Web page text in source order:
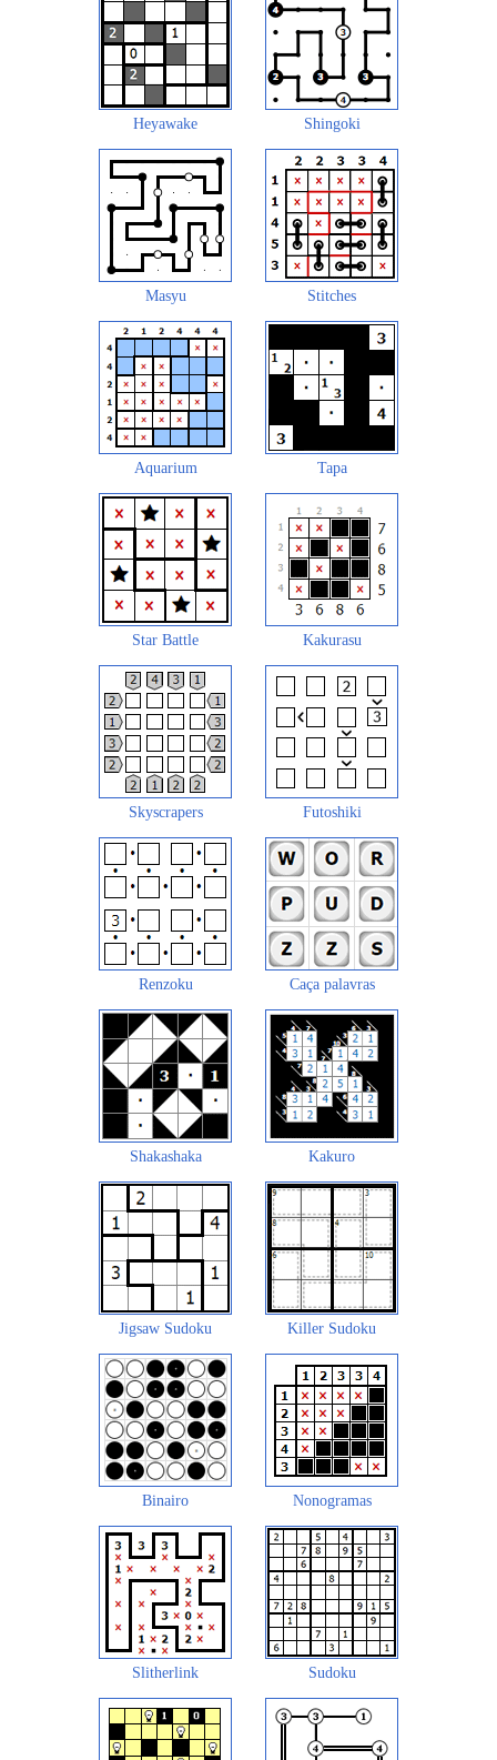
Heyawake Shingoki
Masyu Stitches
Aquarium Tapa
Star Battle Kakurasu
Skyscrapers Futoshiki
Renzoku Caça palavras
Shakashaka Kakuro
Jigsaw Sudoku Killer Sudoku
Binairo Nonogramas
Slitherlink Sudoku